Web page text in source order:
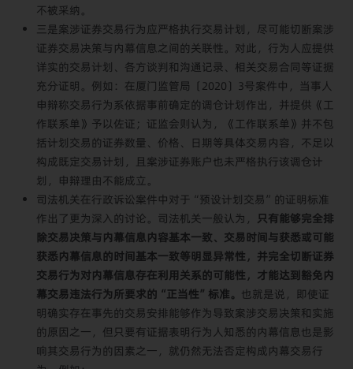
不被采纳。
三是案涉证券交易行为应严格执行交易计划，尽可能切断案涉
证券交易决策与内幕信息之间的关联性。对此，行为人应提供
详实的交易计划、各方谈判和沟通记录、相关交易合同等证据
充分证明。例如：在厦门监管局〔2020〕3号案件中，当事人
申辩称交易行为系依据事前确定的调仓计划作出，并提供《工
作联系单》予以佐证；证监会则认为，《工作联系单》并不包
括计划交易的证券数量、价格、日期等具体交易内容，不足以
构成既定交易计划，且案涉证券账户也未严格执行该调仓计
划，申辩理由不能成立。
司法机关在行政诉讼案件中对于“预设计划交易”的证明标准
作出了更为深入的讨论。司法机关一般认为， 只有能够完全排
除交易决策与内幕信息内容基本一致、交易时间与获悉或可能
获悉内幕信息的时间基本一致等明显异常性，并完全切断证券
交易行为对内幕信息存在利用关系的可能性，才能达到豁免内
幕交易违法行为所要求的“正当性”标准。 也就是说，即使证
明确实存在事先的交易安排能够作为导致案涉交易决策和实施
的原因之一，但只要有证据表明行为人知悉的内幕信息也是影
响其交易行为的因素之一，就仍然无法否定构成内幕交易行